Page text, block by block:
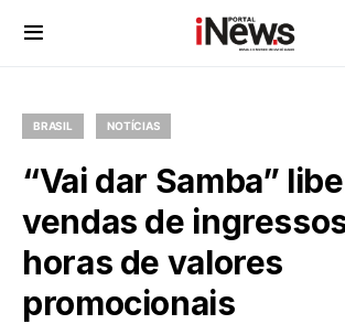
BRASIL NOTÍCIAS
“Vai dar Samba”
vendas de
horas de valores
promocionais